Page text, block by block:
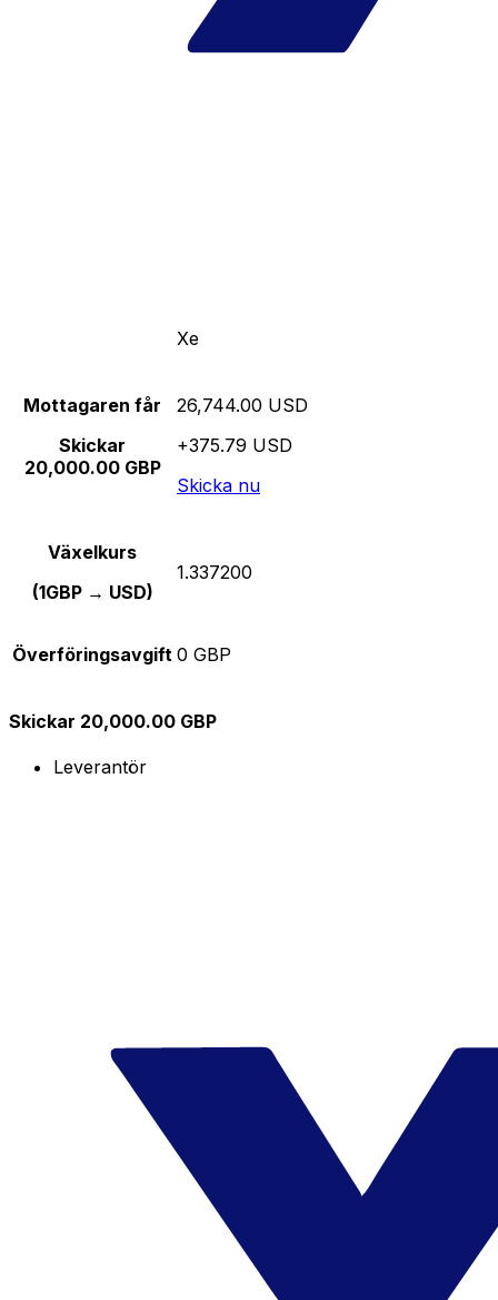
Xe
Mottagaren får
Skickar
20,000.00 GBP
26,744.00 USD
+375.79 USD
Skicka nu
Växelkurs
(1GBP → USD)
1.337200
Överföringsavgift 0 GBP
Skickar 20,000.00 GBP
Leverantör